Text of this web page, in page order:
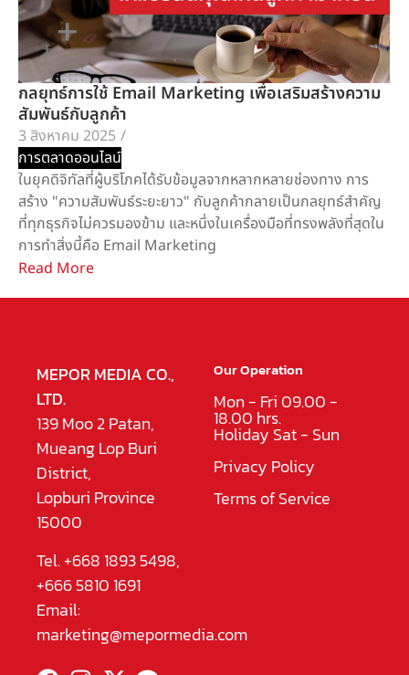
กลยุทธ์การใช้ Email Marketing เพื่อเสริมสร้างความ
สัมพันธ์กับลูกค้า
3 สิงหาคม 2025 /
การตลาดออนไลน์
ในยุคดิจิทัลที่ผู้บริโภคได้รับข้อมูลจากหลากหลายช่องทาง การ
สร้าง "ความสัมพันธ์ระยะยาว" กับลูกค้ากลายเป็นกลยุทธ์สำคัญ
ที่ทุกธุรกิจไม่ควรมองข้าม และหนึ่งในเครื่องมือที่ทรงพลังที่สุดใน
การทำสิ่งนี้คือ Email Marketing
Read More
MEPOR MEDIA CO.,
LTD.
139 Moo 2 Patan,
Mueang Lop Buri
District,
Lopburi Province
15000
Tel. +668 1893 5498,
+666 5810 1691
Email:
marketing@mepormedia.com
Our Operation
Mon - Fri 09.00 -
18.00 hrs.
Holiday Sat - Sun
Privacy Policy
Terms of Service